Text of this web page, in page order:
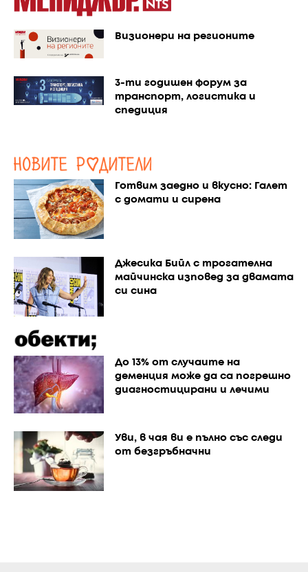
Визионери на регионите
3-ти годишен форум за
транспорт, логистика и
спедиция
Готвим заедно и вкусно: Галет
с домати и сирена
Джесика Бийл с трогателна
майчинска изповед за двамата
си сина
До 13% от случаите на
деменция може да са погрешно
диагностицирани и лечими
Уви, в чая ви е пълно със следи
от безгръбначни